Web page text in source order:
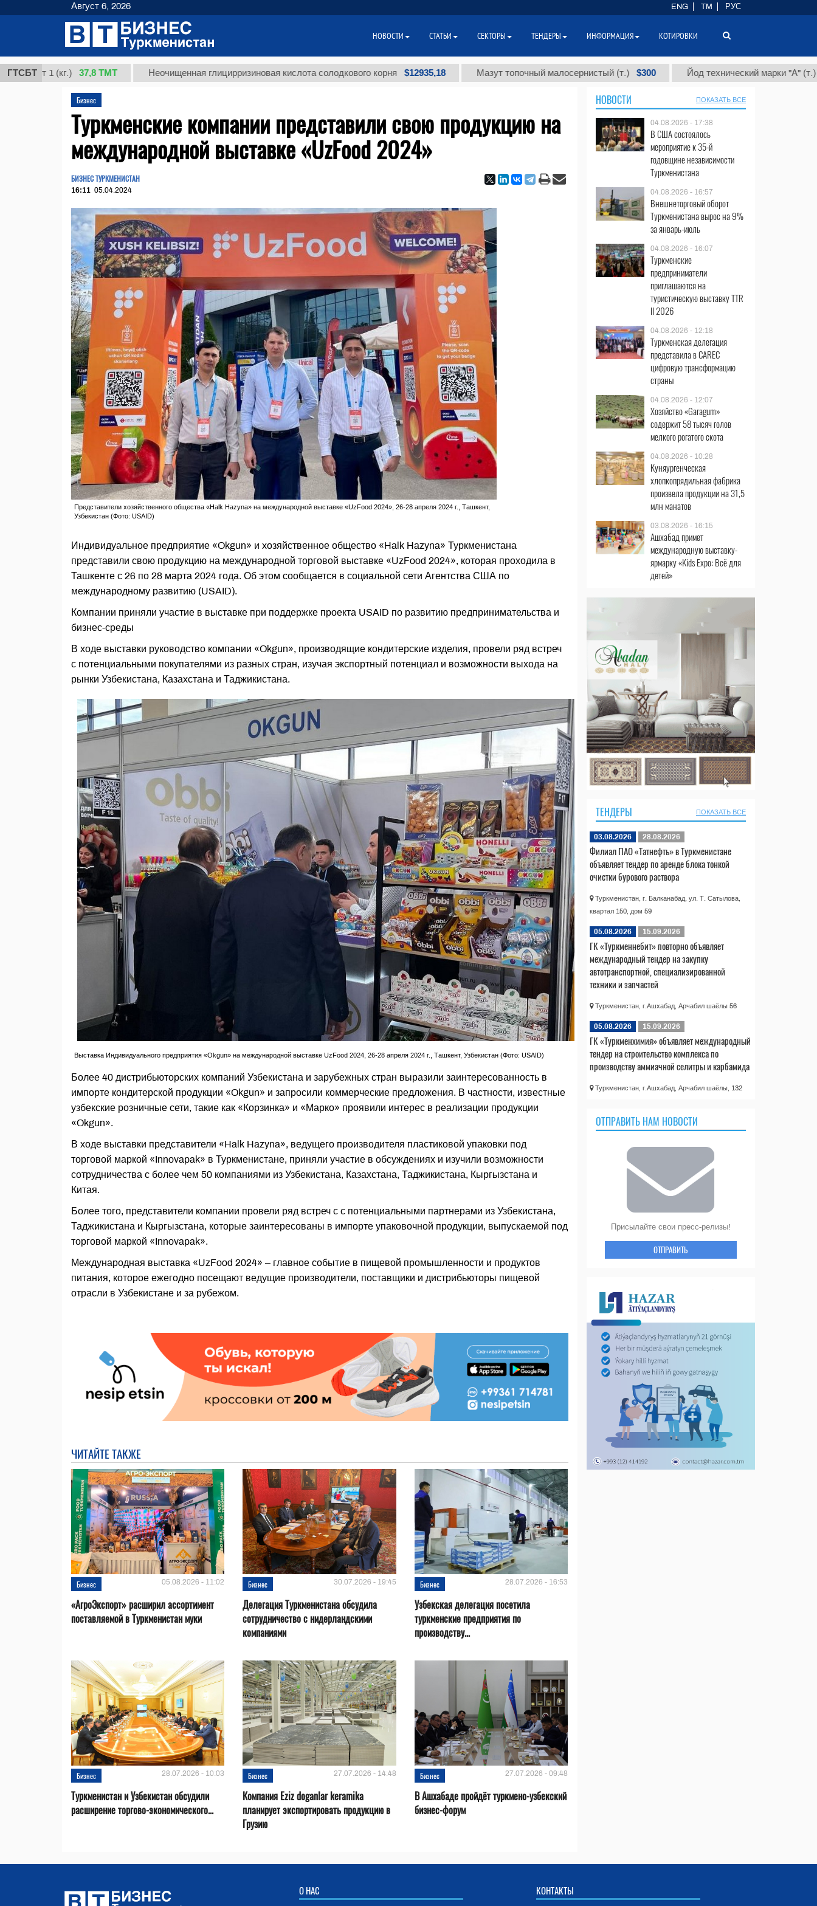
ГТСБТ
(кг.) 37,8 ТМТ Неочищенная глицирризиновая кислота солодкового корня $12935,18 Мазут топочный малосернистый (т.) $300 Йод технический марки "А" (т.) $86 000
Бизнес
Туркменские компании представили свою продукцию на
международной выставке «UzFood 2024»
БИЗНЕС ТУРКМЕНИСТАН
16:11 05.04.2024
Представители хозяйственного общества «Halk Hazyna» на международной выставке «UzFood 2024», 26-28 апреля 2024 г., Ташкент,
Узбекистан (Фото: USAID)
Индивидуальное предприятие «Okgun» и хозяйственное общество «Halk Hazyna» Туркменистана
представили свою продукцию на международной торговой выставке «UzFood 2024», которая проходила в
Ташкенте с 26 по 28 марта 2024 года. Об этом сообщается в социальной сети Агентства США по
международному развитию (USAID).
Компании приняли участие в выставке при поддержке проекта USAID по развитию предпринимательства и
бизнес-среды
В ходе выставки руководство компании «Okgun», производящие кондитерские изделия, провели ряд встреч
с потенциальными покупателями из разных стран, изучая экспортный потенциал и возможности выхода на
рынки Узбекистана, Казахстана и Таджикистана.
Выставка Индивидуального предприятия «Okgun» на международной выставке UzFood 2024, 26-28 апреля 2024 г., Ташкент, Узбекистан (Фото: USAID)
Более 40 дистрибьюторских компаний Узбекистана и зарубежных стран выразили заинтересованность в
импорте кондитерской продукции «Okgun» и запросили коммерческие предложения. В частности, известные
узбекские розничные сети, такие как «Корзинка» и «Марко» проявили интерес в реализации продукции
«Okgun».
В ходе выставки представители «Halk Hazyna», ведущего производителя пластиковой упаковки под
торговой маркой «Innovapak» в Туркменистане, приняли участие в обсуждениях и изучили возможности
сотрудничества с более чем 50 компаниями из Узбекистана, Казахстана, Таджикистана, Кыргызстана и
Китая.
Более того, представители компании провели ряд встреч с с потенциальными партнерами из Узбекистана,
Таджикистана и Кыргызстана, которые заинтересованы в импорте упаковочной продукции, выпускаемой под
торговой маркой «Innovapak».
Международная выставка «UzFood 2024» – главное событие в пищевой промышленности и продуктов
питания, которое ежегодно посещают ведущие производители, поставщики и дистрибьюторы пищевой
отрасли в Узбекистане и за рубежом.
ЧИТАЙТЕ ТАКЖЕ
Бизнес 05.08.2026 - 11:02
«АгроЭкспорт» расширил ассортимент
поставляемой в Туркменистан муки
Бизнес 30.07.2026 - 19:45
Делегация Туркменистана обсудила
сотрудничество с нидерландскими
компаниями
Бизнес 28.07.2026 - 16:53
Узбекская делегация посетила
туркменские предприятия по
производству...
Бизнес 28.07.2026 - 10:03
Туркменистан и Узбекистан обсудили
расширение торгово-экономического...
Бизнес 27.07.2026 - 14:48
Компания Eziz doganlar keramika
планирует экспортировать продукцию в
Грузию
Бизнес 27.07.2026 - 09:48
В Ашхабаде пройдёт туркмено-узбекский
бизнес-форум
НОВОСТИ ПОКАЗАТЬ ВСЕ
04.08.2026 - 17:38
В США состоялось
мероприятие к 35-й
годовщине независимости
Туркменистана
04.08.2026 - 16:57
Внешнеторговый оборот
Туркменистана вырос на 9%
за январь-июль
04.08.2026 - 16:07
Туркменские
предприниматели
приглашаются на
туристическую выставку TTR
II 2026
04.08.2026 - 12:18
Туркменская делегация
представила в CAREC
цифровую трансформацию
страны
04.08.2026 - 12:07
Хозяйство «Garagum»
содержит 58 тысяч голов
мелкого рогатого скота
04.08.2026 - 10:28
Куняургенческая
хлопкопрядильная фабрика
произвела продукции на 31,5
млн манатов
03.08.2026 - 16:15
Ашхабад примет
международную выставку-
ярмарку «Kids Expo: Всё для
детей»
ТЕНДЕРЫ ПОКАЗАТЬ ВСЕ
03.08.2026 28.08.2026
Филиал ПАО «Татнефть» в Туркменистане
объявляет тендер по аренде блока тонкой
очистки бурового раствора
Туркменистан, г. Балканабад, ул. Т. Сатылова,
квартал 150, дом 59
05.08.2026 15.09.2026
ГК «Туркменнебит» повторно объявляет
международный тендер на закупку
автотранспортной, специализированной
техники и запчастей
Туркменистан, г.Ашхабад, Арчабил шаёлы 56
05.08.2026 15.09.2026
ГК «Туркменхимия» объявляет международный
тендер на строительство комплекса по
производству аммиачной селитры и карбамида
Туркменистан, г.Ашхабад, Арчабил шаёлы, 132
ОТПРАВИТЬ НАМ НОВОСТИ
Присылайте свои пресс-релизы!
ОТПРАВИТЬ
О НАС КОНТАКТЫ
Август 6, 2026 ENG TM РУС
НОВОСТИ СТАТЬИ СЕКТОРЫ ТЕНДЕРЫ ИНФОРМАЦИЯ КОТИРОВКИ